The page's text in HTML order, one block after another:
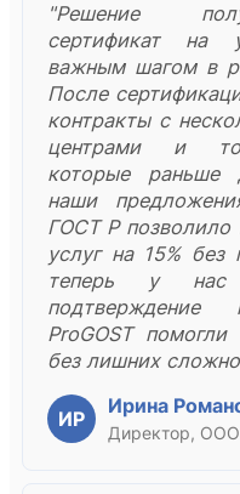
"Решение
сертификат на
важным шагом в
После
контракты с
центрами и
которые раньше
наши
ГОСТ Р позволило
услуг на 15% без
теперь у нас
подтверждение
ProGOST
без лишних
ИР
Ирина
Директор,